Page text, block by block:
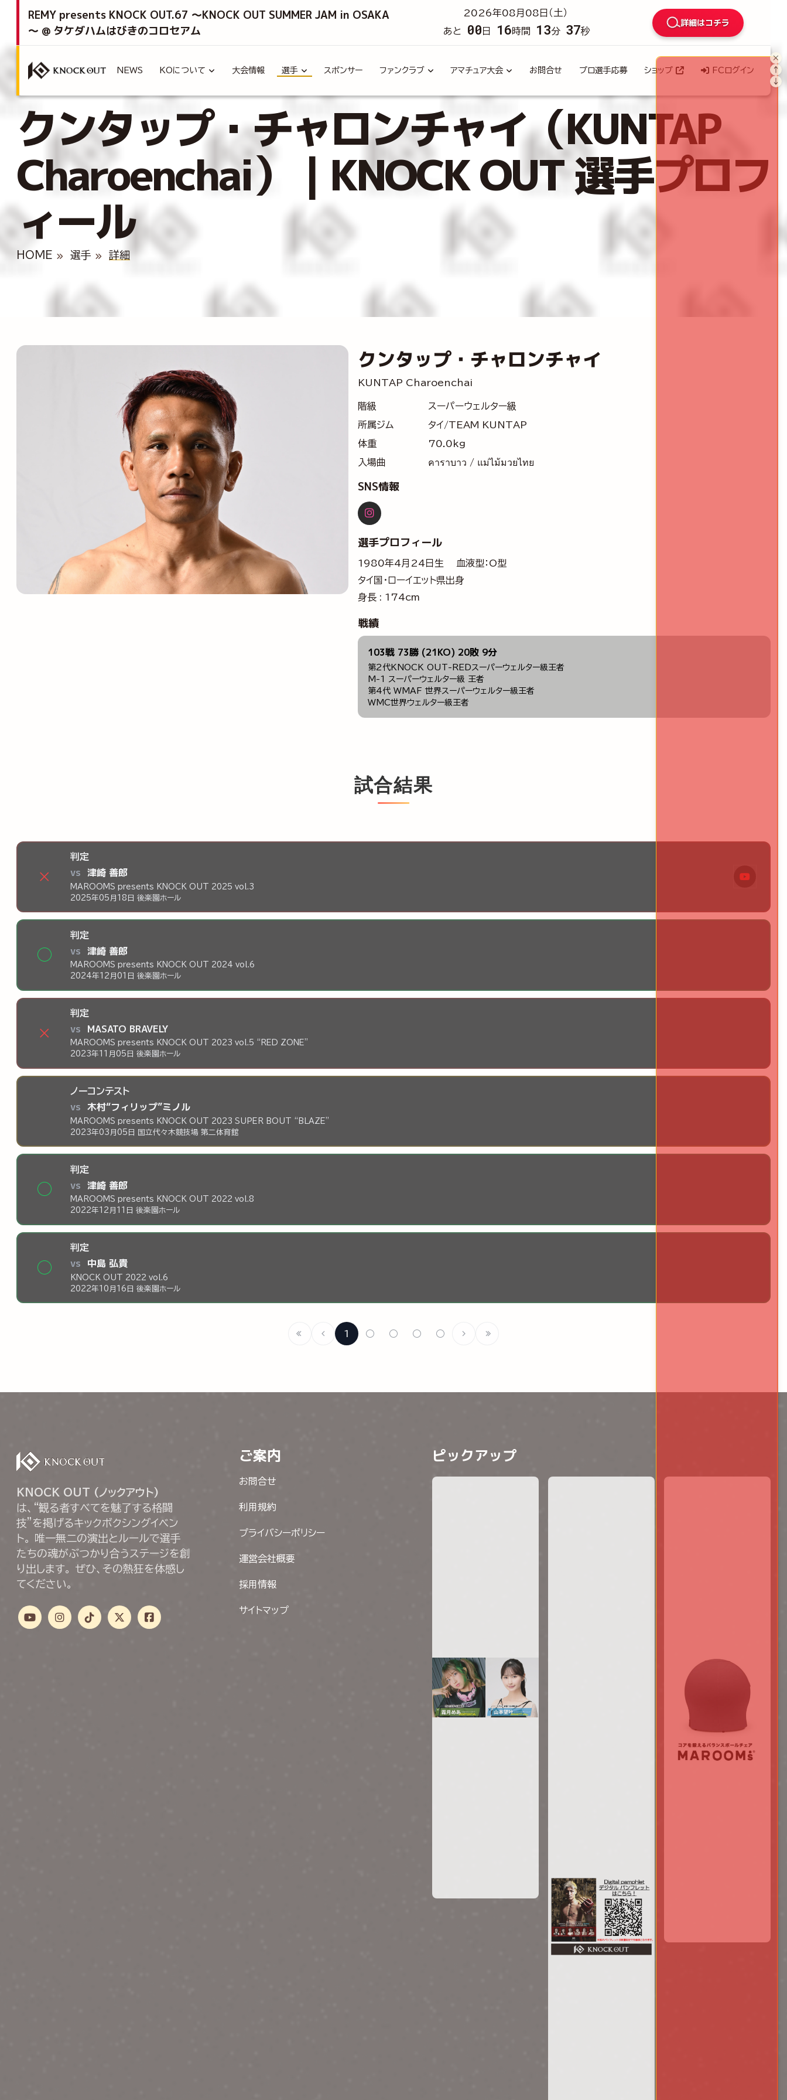
REMY presents KNOCK OUT.67 ～KNOCK OUT SUMMER JAM in OSAKA
～ @ タケダハムはびきのコロセアム
2026年08月08日（土）
あと
00 日 16時間 13分 35秒
詳細はコチラ
NEWS KOについて 大会情報 選手 スポンサー ファンクラブ アマチュア大会 お問合せ プロ選手応募 ショップ FCログイン
クンタップ・チャロンチャイ（KUNTAP
Charoenchai）｜KNOCK OUT 選手プロフ
ィール
HOME 選手 詳細
クンタップ・チャロンチャイ
KUNTAP Charoenchai
階級
スーパーウェルター級
所属ジム
タイ/TEAM KUNTAP
体重
70.0kg
入場曲
คาราบาว / แม่ไม้มวยไทย
SNS情報
選手プロフィール
1980年4月24日生 血液型：O型
タイ国・ローイエット県出身
身長 : 174cm
戦績
103戦 73勝 (21KO) 20敗 9分
第2代KNOCK OUT-REDスーパーウェルター級王者
M-1 スーパーウェルター級 王者
第4代 WMAF 世界スーパーウェルター級王者
WMC世界ウェルター級王者
試合結果
×
判定
vs 津崎 善郎
MAROOMS presents KNOCK OUT 2025 vol.3
2025年05月18日 後楽園ホール
◯
判定
vs 津崎 善郎
MAROOMS presents KNOCK OUT 2024 vol.6
2024年12月01日 後楽園ホール
×
判定
vs MASATO BRAVELY
MAROOMS presents KNOCK OUT 2023 vol.5 “RED ZONE”
2023年11月05日 後楽園ホール
ノーコンテスト
vs 木村“フィリップ”ミノル
MAROOMS presents KNOCK OUT 2023 SUPER BOUT “BLAZE”
2023年03月05日 国立代々木競技場 第二体育館
◯
判定
vs 津崎 善郎
MAROOMS presents KNOCK OUT 2022 vol.8
2022年12月11日 後楽園ホール
◯
判定
vs 中島 弘貴
KNOCK OUT 2022 vol.6
2022年10月16日 後楽園ホール
1 ○ ○ ○ ○
KNOCK OUT (ノックアウト)
は、“観る者すべてを魅了する格闘
技”を掲げるキックボクシングイベン
ト。 唯一無二の演出とルールで選手
たちの魂がぶつかり合うステージを創
り出します。 ぜひ、その熱狂を体感し
てください。
ご案内
お問合せ
利用規約
プライバシーポリシー
運営会社概要
採用情報
サイトマップ
ピックアップ
×
↑
↓